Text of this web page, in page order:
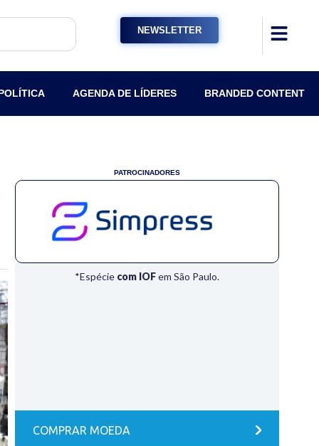
NEWSLETTER
AGENDA DE LÍDERES BRANDED CONTENT
PATROCINADORES